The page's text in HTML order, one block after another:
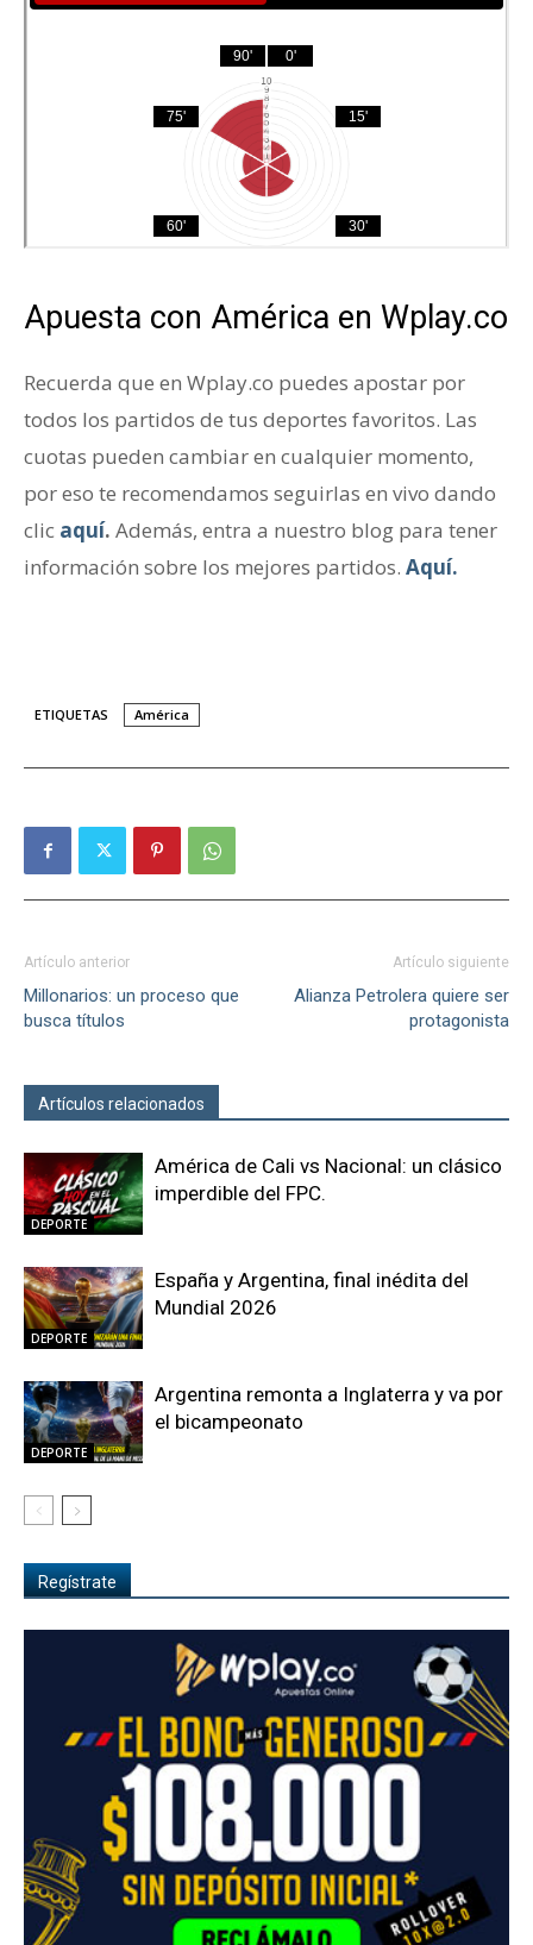
Apuesta con América en Wplay.co
Recuerda que en Wplay.co puedes apostar por
todos los partidos de tus deportes favoritos. Las
cuotas pueden cambiar en cualquier momento,
por eso te recomendamos seguirlas en vivo dando
clic aquí. Además, entra a nuestro blog para tener
información sobre los mejores partidos. Aquí.
ETIQUETAS América
Artículo anterior
Millonarios: un proceso que
busca títulos
Artículo siguiente
Alianza Petrolera quiere ser
protagonista
Artículos relacionados
DEPORTE
América de Cali vs Nacional: un clásico
imperdible del FPC.
DEPORTE
España y Argentina, final inédita del
Mundial 2026
DEPORTE
Argentina remonta a Inglaterra y va por
el bicampeonato
Regístrate